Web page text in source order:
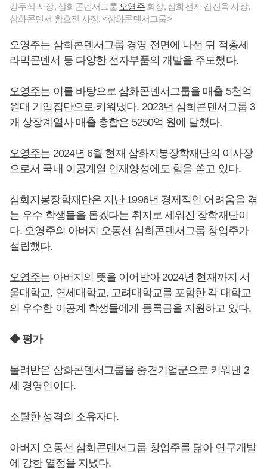
강두석 사장, 삼화콘덴서그룹 오영주회장, 삼화전자 김진옥 사장,
삼화콘덴서 황호진 사장. <삼화콘덴서그룹>
오영주는 삼화콘덴서그룹 경영 전면에 나선 뒤 적층세
라믹콘덴서 등 다양한 전자부품의 개발을 주도했다.
오영주는 이를 바탕으로 삼화콘덴서그룹을 매출 5천억
원대 기업집단으로 키워냈다. 2023년 삼화콘덴서그룹 3
개 상장계열사 매출 총합은 5250억 원에 달했다.
오영주는 2024년 6월 현재 삼화지봉장학재단의 이사장
으로서 국내 이공계열 인재양성에도 힘을 쏟고 있다.
삼화지봉장학재단은 지난 1996년 경제적인 어려움을 겪
는 우수 학생들을 돕겠다는 취지로 세워진 장학재단이
다. 오영주의 아버지 오동선 삼화콘덴서그룹 창업주가
설립했다.
오영주는 아버지의 뜻을 이어받아 2024년 현재까지 서
울대학교, 연세대학교, 고려대학교를 포함한 각 대학교
의 우수한 이공계 학생들에게 등록금을 지원하고 있다.
◆ 평가
물려받은 삼화콘덴서그룹을 중견기업군으로 키워낸 2
세 경영인이다.
소탈한 성격의 소유자다.
아버지 오동선 삼화콘덴서그룹 창업주를 닮아 연구개발
에 강한 열정을 지녔다.